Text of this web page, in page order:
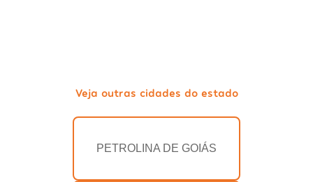
Veja outras cidades do estado
PETROLINA DE GOIÁS